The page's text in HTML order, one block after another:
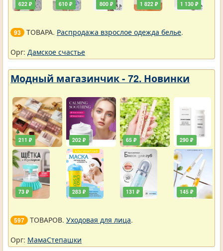
622 ₽ 610 ₽ 800 ₽ 1 822 ₽ 1 130 ₽
93 ТОВАРА. Распродажа взрослое одежда белье.
Орг: Дамское счастье
Модный магазинчик - 72. Новинки
211 ₽
73 ₽
202 ₽
283 ₽
65 ₽
131 ₽
290 ₽
145 ₽
597 ТОВАРОВ. Уходовая для лица.
Орг: МамаСтепашки